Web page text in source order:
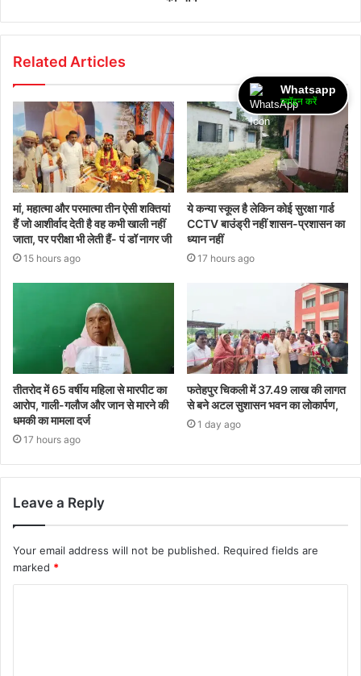
Related Articles
मां, महात्मा और परमात्मा तीन ऐसी शक्तियां
हैं जो आशीर्वाद देती है वह कभी खाली नहीं
जाता, पर परीक्षा भी लेती हैं- पं डॉ नागर जी
15 hours ago
ये कन्या स्कूल है लेकिन कोई सुरक्षा गार्ड
CCTV बाउंड्री नहीं शासन-प्रशासन का
ध्यान नहीं
17 hours ago
तीतरोद में 65 वर्षीय महिला से मारपीट का
आरोप, गाली-गलौज और जान से मारने की
धमकी का मामला दर्ज
17 hours ago
फतेहपुर चिकली में 37.49 लाख की लागत
से बने अटल सुशासन भवन का लोकार्पण,
1 day ago
Leave a Reply
Your email address will not be published. Required fields are
marked *
Whatsapp
ज्वॉइन करें